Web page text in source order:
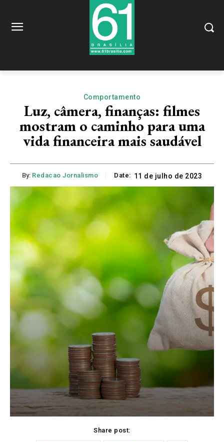
Comportamento
Luz, câmera, finanças: filmes
mostram o caminho para uma
vida financeira mais saudável
By: Redacao Jornalismo Date: 11 de julho de 2023
Share post: